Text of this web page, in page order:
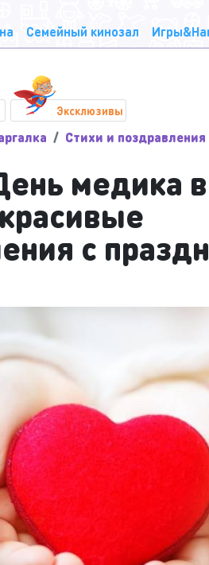
Семейный кинозал
Эксклюзивы
Стихи и поздравления
медика в
с